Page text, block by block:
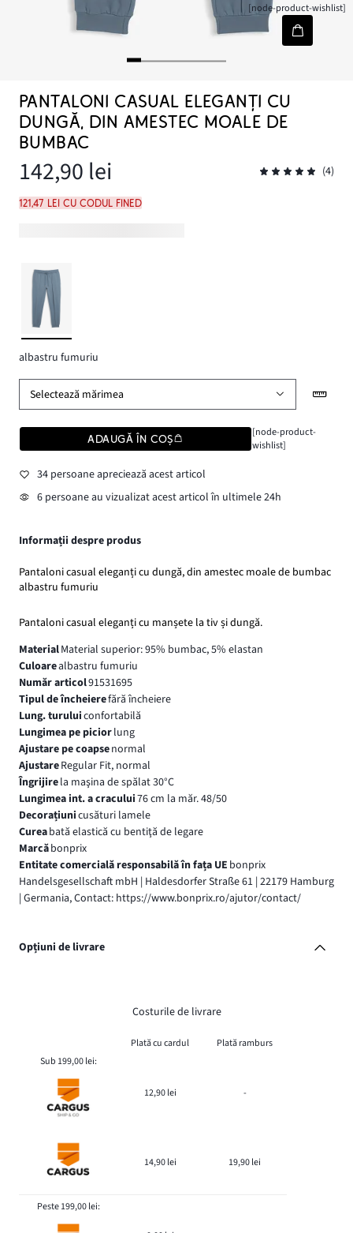
[node-product-wishlist]
PANTALONI CASUAL ELEGANȚI CU
DUNGĂ, DIN AMESTEC MOALE DE
BUMBAC
142,90 lei (4)
121,47 lei cu codul FINED
albastru fumuriu
Selectează mărimea
ADAUGĂ ÎN COȘ
[node-product-
wishlist]
34 persoane apreciează acest articol
6 persoane au vizualizat acest articol în ultimele 24h
Informații despre produs
Pantaloni casual eleganți cu dungă, din amestec moale de bumbac
albastru fumuriu
Pantaloni casual eleganți cu manșete la tiv și dungă.
MaterialMaterial superior: 95% bumbac, 5% elastan
Culoarealbastru fumuriu
Număr articol91531695
Tipul de încheierefără încheiere
Lung. turuluiconfortabilă
Lungimea pe piciorlung
Ajustare pe coapsenormal
AjustareRegular Fit, normal
Îngrijirela maşina de spălat 30°C
Lungimea int. a cracului76 cm la măr. 48/50
Decorațiunicusături lamele
Cureabată elastică cu bentiţă de legare
Marcăbonprix
Entitate comercială responsabilă în fața UE bonprix
Handelsgesellschaft mbH | Haldesdorfer Straße 61 | 22179 Hamburg
| Germania, Contact: https://www.bonprix.ro/ajutor/contact/
Opțiuni de livrare
Costurile de livrare
Plată cu cardul
Plată ramburs
Sub 199,00 lei:
12,90 lei -
14,90 lei 19,90 lei
Peste 199,00 lei: